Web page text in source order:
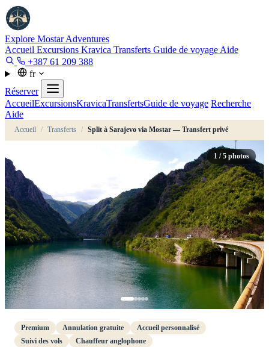
Explore MostarAdventures
Accueil Excursions Kravica Transferts Guide de voyage Aide
+387 61 209 388
fr
Réserver
AccueilExcursionsKravicaTransfertsGuide de voyage Recherche
Aide
Accueil / Transferts / Split à Sarajevo via Mostar — Transfert privé
1 / 5 photos
Premium Annulation gratuite
Accueil personnalisé
Suivi des vols
Chauffeur anglophone